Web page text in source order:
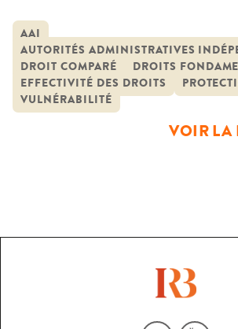
vogue, dont l’usage s’est imposé dans
sciences humaines et sociales. Dans le
terme est employé aussi bien par le
juges : l’identification d’une […]
AAI
AUTORITÉS ADMINISTRATIVES
DROIT COMPARÉ
DROITS
EFFECTIVITÉ DES DROITS
VULNÉRABILITÉ
VOIR LA